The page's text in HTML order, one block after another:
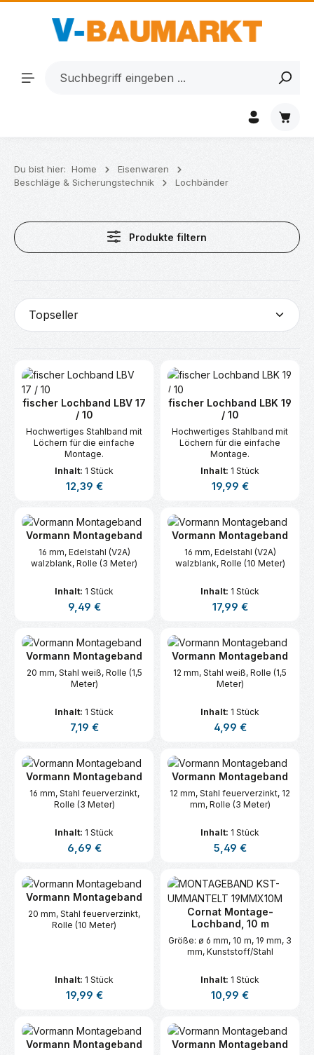
Zum Hauptinhalt springen
Du bist hier: Home
Eisenwaren
Beschläge & Sicherungstechnik
Lochbänder
Produkte filtern
fischer Lochband LBV 17
/ 10
Hochwertiges Stahlband mit
Löchern für die einfache
Montage.
Inhalt: 1 Stück
Regulärer Preis:
12,39 €
fischer Lochband LBK 19
/ 10
Hochwertiges Stahlband mit
Löchern für die einfache
Montage.
Inhalt: 1 Stück
Regulärer Preis:
19,99 €
Vormann Montageband
16 mm, Edelstahl (V2A)
walzblank, Rolle (3 Meter)
Inhalt: 1 Stück
Regulärer Preis:
9,49 €
Vormann Montageband
16 mm, Edelstahl (V2A)
walzblank, Rolle (10 Meter)
Inhalt: 1 Stück
Regulärer Preis:
17,99 €
Vormann Montageband
20 mm, Stahl weiß, Rolle (1,5
Meter)
Inhalt: 1 Stück
Regulärer Preis:
7,19 €
Vormann Montageband
12 mm, Stahl weiß, Rolle (1,5
Meter)
Inhalt: 1 Stück
Regulärer Preis:
4,99 €
Vormann Montageband
16 mm, Stahl feuerverzinkt,
Rolle (3 Meter)
Inhalt: 1 Stück
Regulärer Preis:
6,69 €
Vormann Montageband
12 mm, Stahl feuerverzinkt, 12
mm, Rolle (3 Meter)
Inhalt: 1 Stück
Regulärer Preis:
5,49 €
Vormann Montageband
20 mm, Stahl feuerverzinkt,
Rolle (10 Meter)
Inhalt: 1 Stück
Regulärer Preis:
19,99 €
Cornat Montage-
Lochband, 10 m
Größe: ø 6 mm, 10 m, 19 mm, 3
mm, Kunststoff/Stahl
Inhalt: 1 Stück
Regulärer Preis:
10,99 €
Vormann Montageband Vormann Montageband